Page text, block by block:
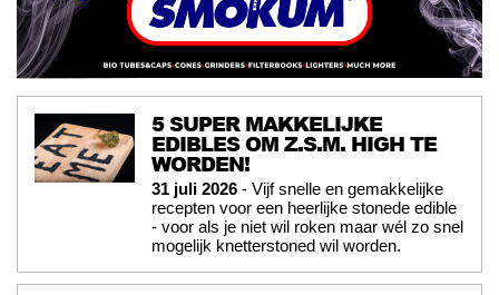
5 SUPER MAKKELIJKE
EDIBLES OM Z.S.M. HIGH TE
WORDEN!
31 juli 2026 - Vijf snelle en gemakkelijke
recepten voor een heerlijke stonede edible
- voor als je niet wil roken maar wél zo snel
mogelijk knetterstoned wil worden.